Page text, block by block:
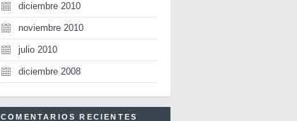
diciembre 2010
noviembre 2010
julio 2010
diciembre 2008
COMENTARIOS RECIENTES